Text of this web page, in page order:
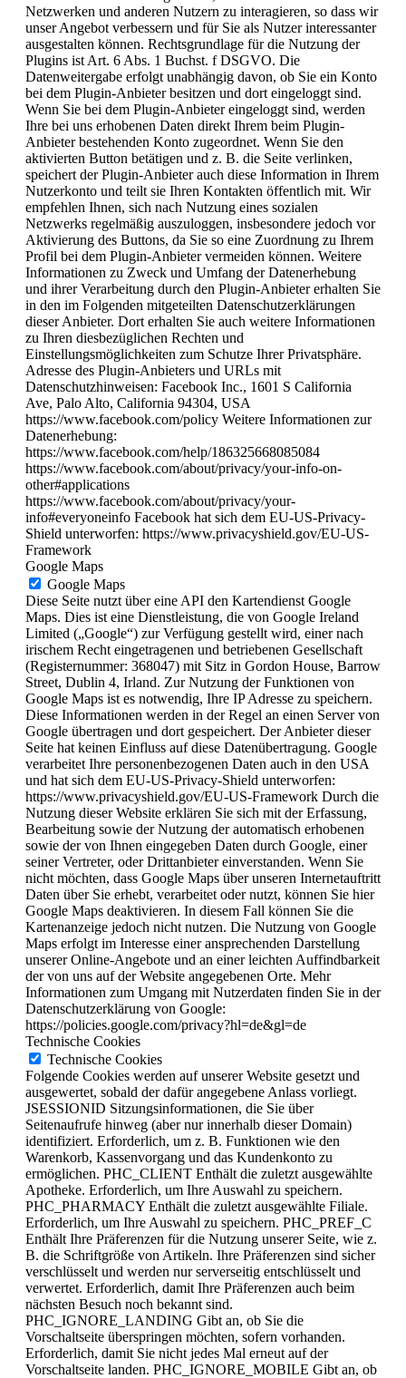
Netzwerken und anderen Nutzern zu interagieren, so dass wir
unser Angebot verbessern und für Sie als Nutzer interessanter
ausgestalten können. Rechtsgrundlage für die Nutzung der
Plugins ist Art. 6 Abs. 1 Buchst. f DSGVO. Die
Datenweitergabe erfolgt unabhängig davon, ob Sie ein Konto
bei dem Plugin-Anbieter besitzen und dort eingeloggt sind.
Wenn Sie bei dem Plugin-Anbieter eingeloggt sind, werden
Ihre bei uns erhobenen Daten direkt Ihrem beim Plugin-
Anbieter bestehenden Konto zugeordnet. Wenn Sie den
aktivierten Button betätigen und z. B. die Seite verlinken,
speichert der Plugin-Anbieter auch diese Information in Ihrem
Nutzerkonto und teilt sie Ihren Kontakten öffentlich mit. Wir
empfehlen Ihnen, sich nach Nutzung eines sozialen
Netzwerks regelmäßig auszuloggen, insbesondere jedoch vor
Aktivierung des Buttons, da Sie so eine Zuordnung zu Ihrem
Profil bei dem Plugin-Anbieter vermeiden können. Weitere
Informationen zu Zweck und Umfang der Datenerhebung
und ihrer Verarbeitung durch den Plugin-Anbieter erhalten Sie
in den im Folgenden mitgeteilten Datenschutzerklärungen
dieser Anbieter. Dort erhalten Sie auch weitere Informationen
zu Ihren diesbezüglichen Rechten und
Einstellungsmöglichkeiten zum Schutze Ihrer Privatsphäre.
Adresse des Plugin-Anbieters und URLs mit
Datenschutzhinweisen: Facebook Inc., 1601 S California
Ave, Palo Alto, California 94304, USA
https://www.facebook.com/policy Weitere Informationen zur
Datenerhebung:
https://www.facebook.com/help/186325668085084
https://www.facebook.com/about/privacy/your-info-on-
other#applications
https://www.facebook.com/about/privacy/your-
info#everyoneinfo Facebook hat sich dem EU-US-Privacy-
Shield unterworfen: https://www.privacyshield.gov/EU-US-
Framework
Google Maps
Google Maps
Diese Seite nutzt über eine API den Kartendienst Google
Maps. Dies ist eine Dienstleistung, die von Google Ireland
Limited („Google“) zur Verfügung gestellt wird, einer nach
irischem Recht eingetragenen und betriebenen Gesellschaft
(Registernummer: 368047) mit Sitz in Gordon House, Barrow
Street, Dublin 4, Irland. Zur Nutzung der Funktionen von
Google Maps ist es notwendig, Ihre IP Adresse zu speichern.
Diese Informationen werden in der Regel an einen Server von
Google übertragen und dort gespeichert. Der Anbieter dieser
Seite hat keinen Einfluss auf diese Datenübertragung. Google
verarbeitet Ihre personenbezogenen Daten auch in den USA
und hat sich dem EU-US-Privacy-Shield unterworfen:
https://www.privacyshield.gov/EU-US-Framework Durch die
Nutzung dieser Website erklären Sie sich mit der Erfassung,
Bearbeitung sowie der Nutzung der automatisch erhobenen
sowie der von Ihnen eingegeben Daten durch Google, einer
seiner Vertreter, oder Drittanbieter einverstanden. Wenn Sie
nicht möchten, dass Google Maps über unseren Internetauftritt
Daten über Sie erhebt, verarbeitet oder nutzt, können Sie hier
Google Maps deaktivieren. In diesem Fall können Sie die
Kartenanzeige jedoch nicht nutzen. Die Nutzung von Google
Maps erfolgt im Interesse einer ansprechenden Darstellung
unserer Online-Angebote und an einer leichten Auffindbarkeit
der von uns auf der Website angegebenen Orte. Mehr
Informationen zum Umgang mit Nutzerdaten finden Sie in der
Datenschutzerklärung von Google:
https://policies.google.com/privacy?hl=de&gl=de
Technische Cookies
Technische Cookies
Folgende Cookies werden auf unserer Website gesetzt und
ausgewertet, sobald der dafür angegebene Anlass vorliegt.
JSESSIONID Sitzungsinformationen, die Sie über
Seitenaufrufe hinweg (aber nur innerhalb dieser Domain)
identifiziert. Erforderlich, um z. B. Funktionen wie den
Warenkorb, Kassenvorgang und das Kundenkonto zu
ermöglichen. PHC_CLIENT Enthält die zuletzt ausgewählte
Apotheke. Erforderlich, um Ihre Auswahl zu speichern.
PHC_PHARMACY Enthält die zuletzt ausgewählte Filiale.
Erforderlich, um Ihre Auswahl zu speichern. PHC_PREF_C
Enthält Ihre Präferenzen für die Nutzung unserer Seite, wie z.
B. die Schriftgröße von Artikeln. Ihre Präferenzen sind sicher
verschlüsselt und werden nur serverseitig entschlüsselt und
verwertet. Erforderlich, damit Ihre Präferenzen auch beim
nächsten Besuch noch bekannt sind.
PHC_IGNORE_LANDING Gibt an, ob Sie die
Vorschaltseite überspringen möchten, sofern vorhanden.
Erforderlich, damit Sie nicht jedes Mal erneut auf der
Vorschaltseite landen. PHC_IGNORE_MOBILE Gibt an, ob